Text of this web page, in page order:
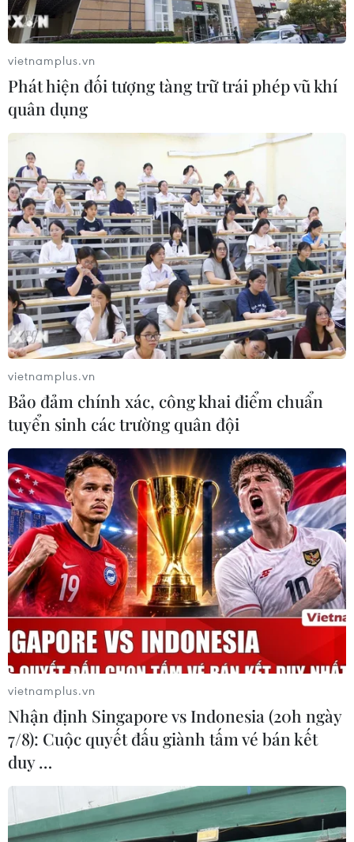
Thi THPT Quốc gia: 4 thí sinh phải thi lại
môn Ngữ văn bằng đề dự bị
27/06/2019 15:15
Cục trưởng Cục Quản lí chất lượng (Bộ Giáo dục và
Đào tạo) cho biết có bốn thí sinh, trong đó ba thí sinh ở
Lào Cai và một thí sinh ở Sơn La, đã phải thi lại môn
Ngữ văn bằng đề thi dự bị.
vietnamplus.vn
Phát hiện đối tượng tàng trữ trái phép vũ khí
quân dụng
vietnamplus.vn
Bảo đảm chính xác, công khai điểm chuẩn
tuyển sinh các trường quân đội
vietnamplus.vn
Nhận định Singapore vs Indonesia (20h ngày
7/8): Cuộc quyết đấu giành tấm vé bán kết
duy …